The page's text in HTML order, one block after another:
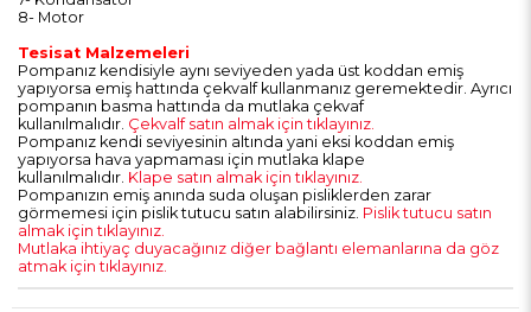
8- Motor
Tesisat Malzemeleri
Pompanız kendisiyle aynı seviyeden yada üst koddan emiş
yapıyorsa emiş hattında çekvalf kullanmanız geremektedir. Ayrıcı
pompanın basma hattında da mutlaka çekvaf
kullanılmalıdır. Çekvalf satın almak için tıklayınız.
Pompanız kendi seviyesinin altında yani eksi koddan emiş
yapıyorsa hava yapmaması için mutlaka klape
kullanılmalıdır. Klape satın almak için tıklayınız.
Pompanızın emiş anında suda oluşan pisliklerden zarar
görmemesi için pislik tutucu satın alabilirsiniz. Pislik tutucu satın
almak için tıklayınız.
Mutlaka ihtiyaç duyacağınız diğer bağlantı elemanlarına da göz
atmak için tıklayınız.